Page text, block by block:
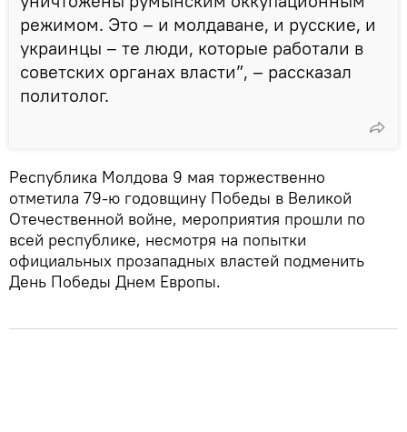
режимом. Это – и молдаване, и русские, и
украинцы – те люди, которые работали в
советских органах власти”, – рассказал
политолог.
Республика Молдова 9 мая торжественно
отметила 79-ю годовщину Победы в Великой
Отечественной войне, мероприятия прошли по
всей республике, несмотря на попытки
официальных прозападных властей подменить
День Победы Днем Европы.